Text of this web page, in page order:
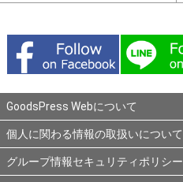
GoodsPress Webについて
個人に関わる情報の取扱いについて
グループ情報セキュリティポリシー